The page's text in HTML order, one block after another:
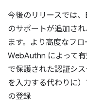
今後のリリースでは
のサポートが追加さ
ます。より高度なフ
WebAuthn によって
で保護された認証シ
を入力する代わりに
の登録